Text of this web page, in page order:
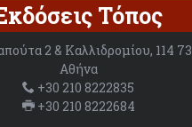
Τόπος
2 & Καλλιδρομίου, 114 73
Αθήνα
+30 210 8222835
+30 210 8222684